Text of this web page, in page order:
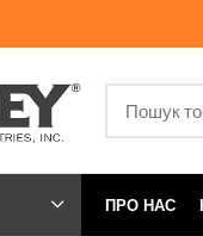
ПРО НАС